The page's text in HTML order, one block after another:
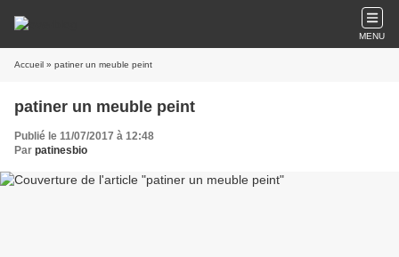
MENU
Accueil » patiner un meuble peint
patiner un meuble peint
Publié le 11/07/2017 à 12:48
Par patinesbio